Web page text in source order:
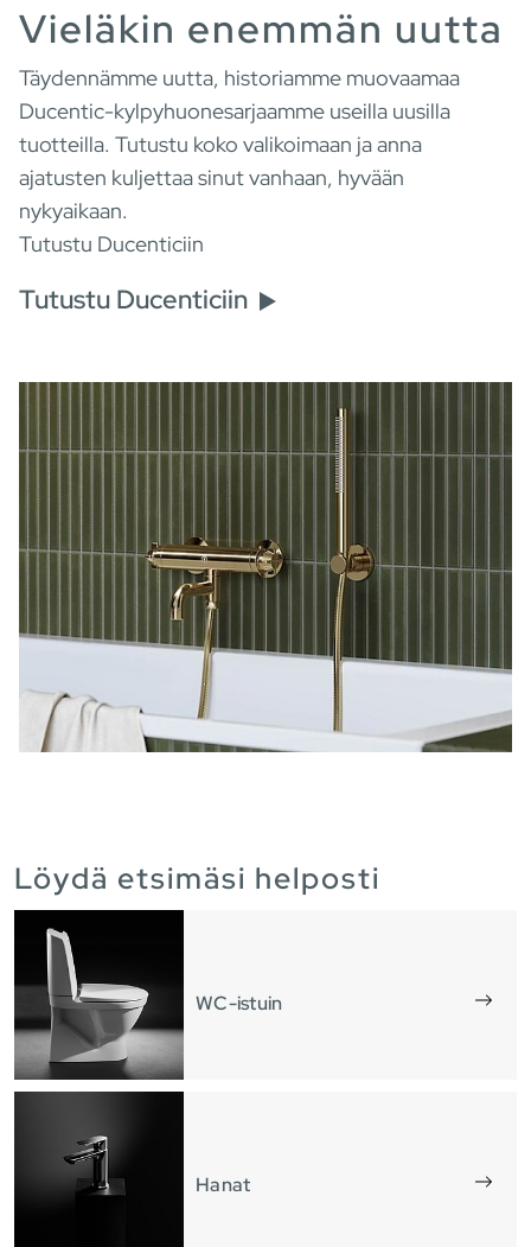
Vieläkin enemmän uutta
Täydennämme uutta, historiamme muovaamaa
Ducentic-kylpyhuonesarjaamme useilla uusilla
tuotteilla. Tutustu koko valikoimaan ja anna
ajatusten kuljettaa sinut vanhaan, hyvään
nykyaikaan.
Tutustu Ducenticiin
Tutustu Ducenticiin
Löydä etsimäsi helposti
WC-istuin
Hanat